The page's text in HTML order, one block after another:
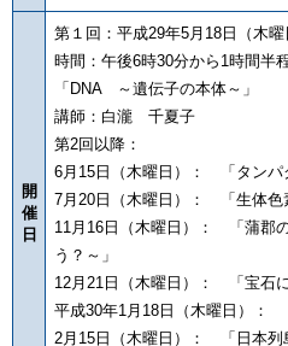
開
催
日
第１回：平成29年5月18日（木曜
時間：午後6時30分から1時間半
「DNA ～遺伝子の本体～」
講師：白瀧 千夏子
第2回以降：
6月15日（木曜日）： 「タンパ
7月20日（木曜日）： 「生体色
11月16日（木曜日）： 「蒲郡
う？～」
12月21日（木曜日）： 「宝石
平成30年1月18日（木曜日）：
2月15日（木曜日）： 「日本列